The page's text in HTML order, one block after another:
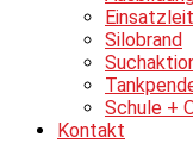
Silobrand
Schule +
Kontakt